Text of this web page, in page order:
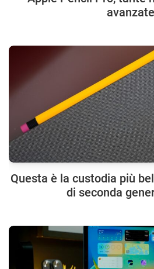
avanzate
Questa è la custodia più
di seconda